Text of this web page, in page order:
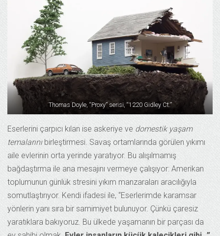
Thomas Doyle, “Proxy” serisi, “1220 Gidley Ct.”
Eserlerini çarpıcı kılan ise askeriye ve domestik yaşam
temalarınıbirleştirmesi. Savaş ortamlarında görülen yıkımı
aile evlerinin orta yerinde yaratıyor. Bu alışılmamış
bağdaştırma ile ana mesajını vermeye çalışıyor: Amerikan
toplumunun günlük stresini yıkım manzaraları aracılığıyla
somutlaştırıyor. Kendi ifadesi ile, “Eserlerimde karamsar
yönlerin yanı sıra bir samimiyet bulunuyor. Çünkü çaresiz
yaratıklara bakıyoruz. Bu ülkede yaşamanın bir parçası da